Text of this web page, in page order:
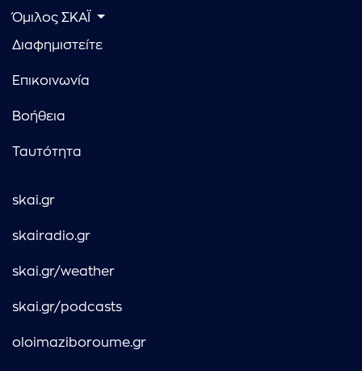
Όμιλος ΣΚΑΪ
Διαφημιστείτε
Επικοινωνία
Βοήθεια
Ταυτότητα
skai.gr
skairadio.gr
skai.gr/weather
skai.gr/podcasts
oloimaziboroume.gr